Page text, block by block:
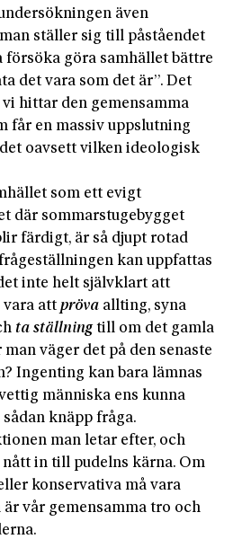
även
ställer sig till påståendet
göra samhället bättre
det vara som det är”. Det
hittar den gemensamma
får en massiv uppslutning
oavsett vilken ideologisk
som ett evigt
där sommarstugebygget
färdigt, är så djupt rotad
kan uppfattas
inte helt självklart att
vara attpröva allting, syna
ta ställningtill om det gamla
väger det på den senaste
Ingenting kan bara lämnas
människa ens kunna
knäpp fråga.
man letar efter, och
in till pudelns kärna. Om
konservativa må vara
är vår gemensamma tro och